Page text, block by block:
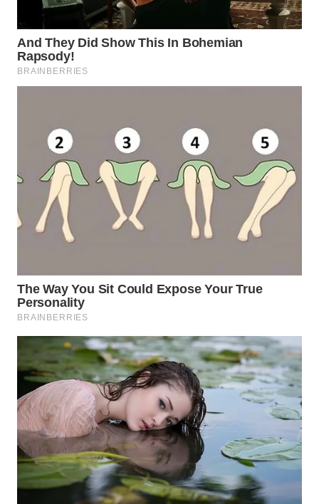
WN
DAIRI
WN
WN
LANGKAT
SELATAN
WN
TANJUNG
LESUNG
WN
KARO
SIMALUNGUN